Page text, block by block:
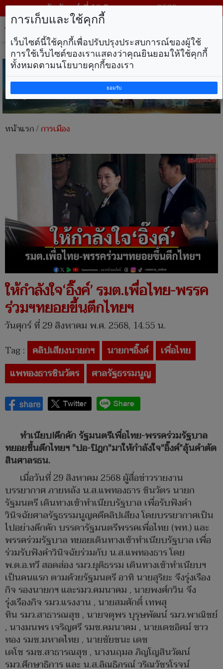
วันจันทร์ ที่ 10 สิงหาคม พ.ศ. 2569
หน้าแรก/การเมือง
ให้กำลังใจ‘อิ๊งค์’ รมต.เพื่อไทย-พรรค
ร่วมฯทยอยขึ้นตึกไทยฯ
วันศุกร์ ที่ 29 สิงหาคม พ.ศ. 2568, 14.55 น.
Tag : คลิปเสียงนายกฯ นายกฯอิ๊งค์
เพื่อไทย
แพทองธารชินวัตร
ศาลรัฐธรรมนูญ
ทำเนียบ!คึกคัก รัฐมนตรีเพื่อไทย-พรรคร่วมรัฐบาล
ทยอยขึ้นตึกไทยฯ "ปอ-ปิฎก"มาให้กำลังใจ"อิ๊งค์"ลุ้นคำตัด
สินศาลรธน.
เมื่อวันที่ 29 สิงหาคม 2568 ผู้สื่อข่าวรายงาน
บรรยากาศ ภายหลัง น.ส.แพทองธาร ชินวัตร นายก
รัฐมนตรี เดินทางเข้าทำเนียบรัฐบาล เพื่อรับฟังคำ
วินิจฉัยศาลรัฐธรรมนูญคดีคลิปเสียง โดยบรรยากาศเป็น
ไปอย่างคึกคัก บรรดารัฐมนตรีพรรคเพื่อไทย (พท.) และ
พรรคร่วมรัฐบาล ทยอยเดินทางเข้าทำเนียบรัฐบาล เพื่อ
ร่วมรับฟังคำวินิจฉัยร่วมกับ น.ส.แพทองธาร โดย
พ.ต.อ.ทวี สอดส่อง รมว.ยุติธรรม เดินทางเข้าทำเนียบฯ
เป็นคนแรก ตามด้วยรัฐมนตรี อาทิ นายสุริยะ จึงรุ่งเรือง
กิจ รองนายกฯ และรมว.คมนาคม , นายพงศ์กวิน จึง
รุ่งเรืองกิจ รมว.แรงงาน , นายสมศักดิ์ เทพสุ
ทิน รมว.สาธารณสุข , นายจตุพร บุรุษพัฒน์ รมว.พาณิชย์
, นางมนพร เจริญศรี รมช.คมนาคม , นายเดชอิศม์ ขาว
ทอง รมช.มหาดไทย , นายชัยชนะ เดช
เดโช รมช.สาธารณสุข , นางนฤมล ภิญโญสินวัฒน์
รมว.ศึกษาธิการ และ น.ส.ลิณธิภรณ์ วริณวัชรโรจน์
การเก็บและใช้คุกกี้
เว็บไซต์นี้ใช้คุกกี้เพื่อปรับปรุงประสบการณ์ของผู้ใช้
การใช้เว็บไซต์ของเราแสดงว่าคุณยินยอมให้ใช้คุกกี้
ทั้งหมดตามนโยบายคุกกี้ของเรา
ยอมรับ